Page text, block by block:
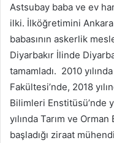
Astsubay baba ve ev
ilki. İlköğretimini Ankara
babasının askerlik
Diyarbakır İlinde
tamamladı. 2010
Fakültesi’nde, 2018
Bilimleri Enstitüsü’nde
yılında Tarım ve
başladığı ziraat